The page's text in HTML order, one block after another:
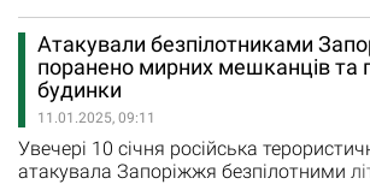
районів, а також Запоріжжю.
ударів зруйновано та пошкоджено 23
п’ятницю ворожа армія 11 разів
реактивних систем залпового вогню
Новоданилівку та Малу…
Атакували безпілотниками
поранено мирних мешканців
будинки
11.01.2025, 09:11
Увечері 10 січня російська
атакувала Запоріжжя безпілотними